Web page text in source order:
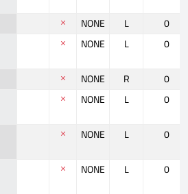
NONE L
0
NONE L
0
NONE R
0
NONE L
0
NONE L
0
NONE L
0